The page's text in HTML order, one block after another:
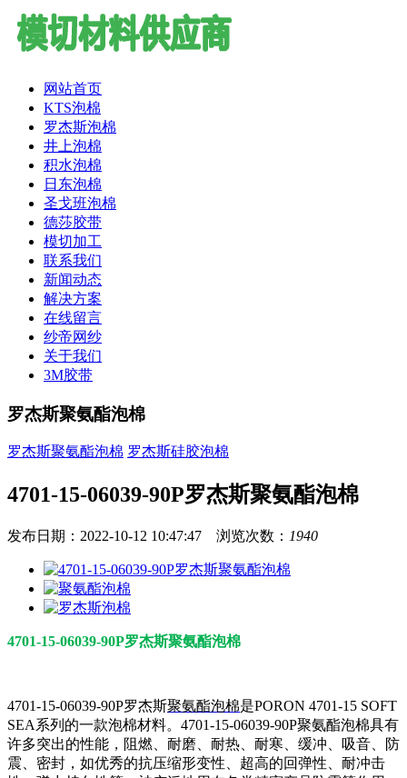
网站首页
KTS泡棉
罗杰斯泡棉
井上泡棉
积水泡棉
日东泡棉
圣戈班泡棉
德莎胶带
模切加工
联系我们
新闻动态
解决方案
在线留言
纱帝网纱
关于我们
3M胶带
罗杰斯聚氨酯泡棉
罗杰斯聚氨酯泡棉 罗杰斯硅胶泡棉
4701-15-06039-90P罗杰斯聚氨酯泡棉
发布日期：2022-10-12 10:47:47 浏览次数： 1940
4701-15-06039-90P罗杰斯聚氨酯泡棉
4701-15-06039-90P罗杰斯聚氨酯泡棉是PORON 4701-15 SOFT
SEA系列的一款泡棉材料。4701-15-06039-90P聚氨酯泡棉具有
许多突出的性能，阻燃、耐磨、耐热、耐寒、缓冲、吸音、防
震、密封，如优秀的抗压缩形变性、超高的回弹性、耐冲击